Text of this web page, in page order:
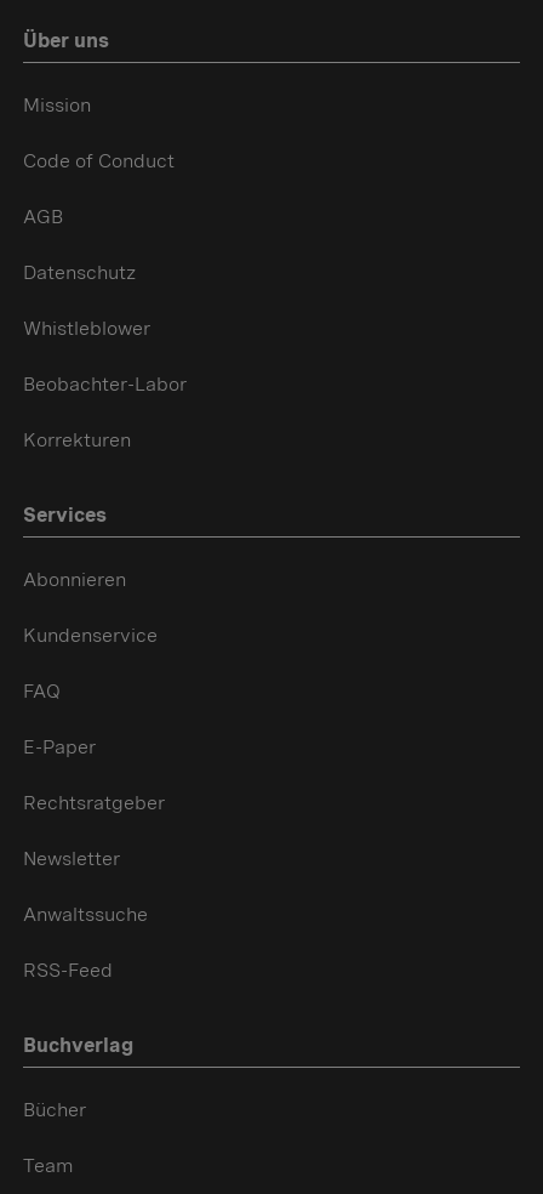
Über uns
Mission
Code of Conduct
AGB
Datenschutz
Whistleblower
Beobachter-Labor
Korrekturen
Services
Abonnieren
Kundenservice
FAQ
E-Paper
Rechtsratgeber
Newsletter
Anwaltssuche
RSS-Feed
Buchverlag
Bücher
Team